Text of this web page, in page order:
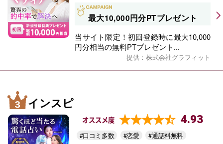
最大10,000円分PTプレゼント
当サイト限定！初回登録時に最大10,000
円分相当の無料PTプレゼント...
提供：株式会社グラフィット
インスピ
オススメ度 4.93
#口コミ多数 #恋愛 #通話料無料